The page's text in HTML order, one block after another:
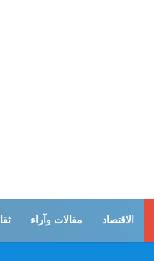
الاقتصاد مقالات وآراء